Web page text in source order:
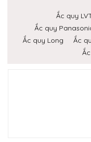
Ắc quy
Ắc quy
Ắc quy Long
Ắc